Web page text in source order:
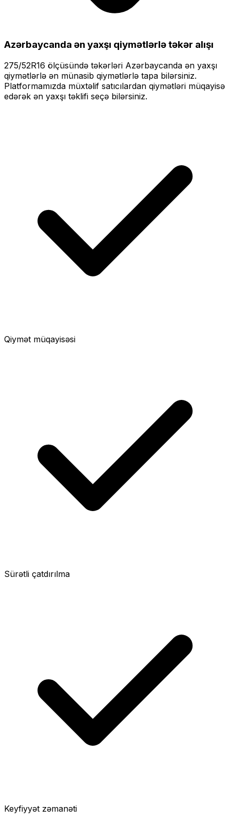
Azərbaycanda ən yaxşı qiymətlərlətəkər alışı
275/52R16 ölçüsündə təkərləri Azərbaycanda ən yaxşı
qiymətlərlə ən münasib qiymətlərlə tapa bilərsiniz.
Platformamızda müxtəlif satıcılardan qiymətləri müqayisə
edərək ən yaxşı təklifi seçə bilərsiniz.
Qiymət müqayisəsi
Sürətli çatdırılma
Keyfiyyət zəmanəti